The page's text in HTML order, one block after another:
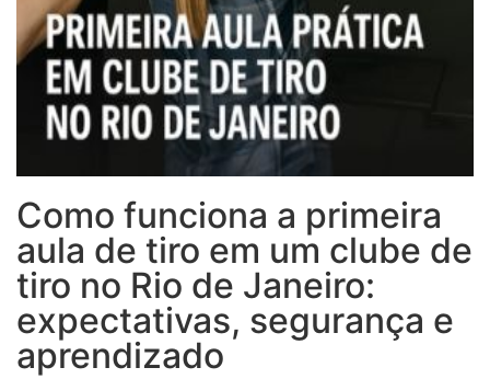
Como funciona a primeira
aula de tiro em um clube de
tiro no Rio de Janeiro:
expectativas, segurança e
aprendizado